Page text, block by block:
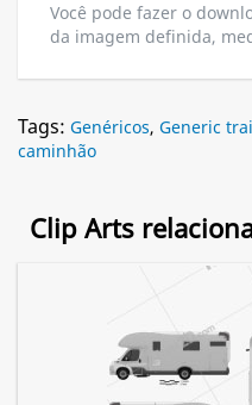
Você pode fazer o
da imagem definida,
Tags: Genéricos, Generic
caminhão
Clip Arts